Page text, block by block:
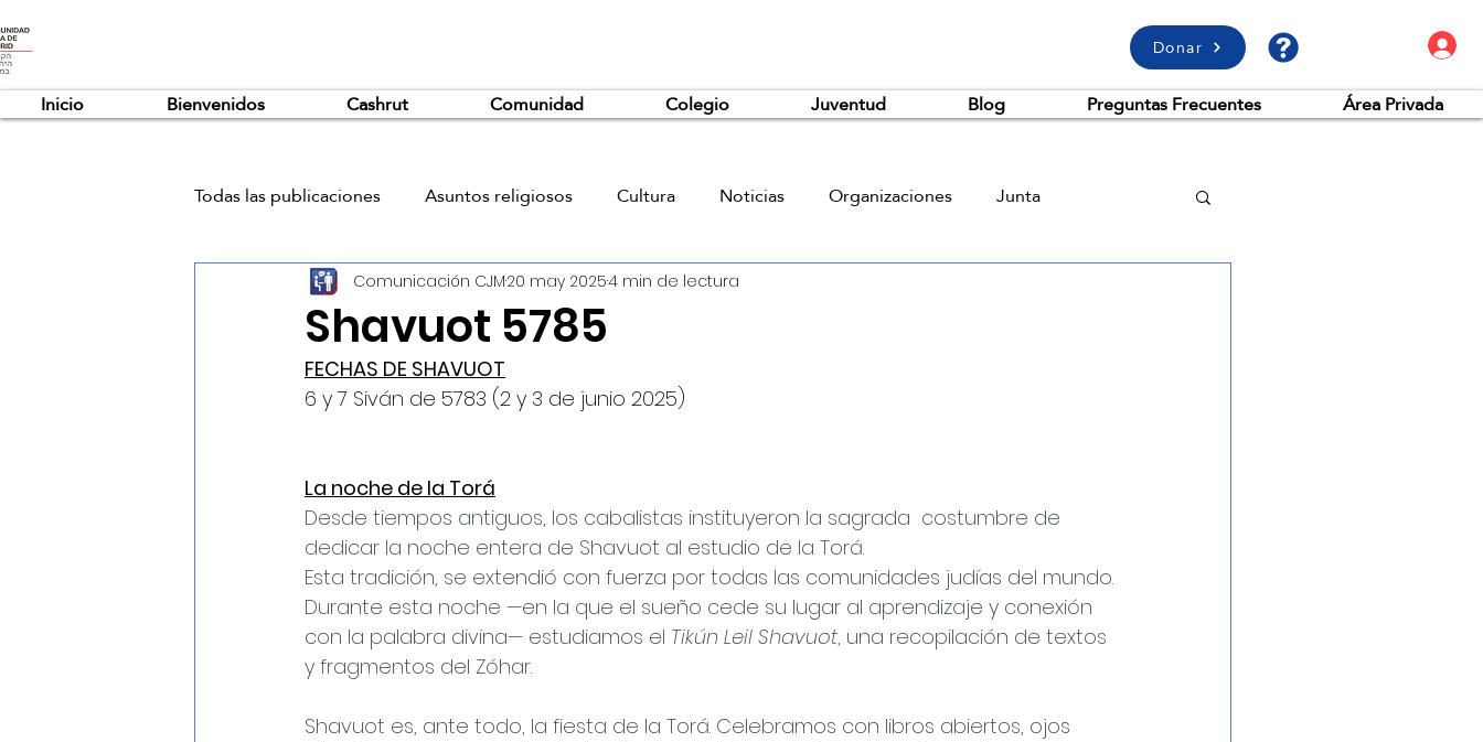
Donar
Inicio Bienvenidos Cashrut Comunidad Colegio Juventud Blog Preguntas Frecuentes Área Privada
Todas las publicaciones Asuntos religiosos Cultura Noticias Organizaciones Junta
Shavuot 5785
Comunicación CJM20 may 20254 min de lectura
FECHAS DE SHAVUOT
6 y 7 Siván de 5783 (2 y 3 de junio 2025)
La noche de la Torá
Desde tiempos antiguos, los cabalistas instituyeron la sagrada  costumbre de
dedicar la noche entera de Shavuot al estudio de la Torá.
Esta tradición, se extendió con fuerza por todas las comunidades judías del mundo.
Durante esta noche —en la que el sueño cede su lugar al aprendizaje y conexión
con la palabra divina— estudiamos el Tikún Leil Shavuot, una recopilación de textos
y fragmentos del Zóhar.
Shavuot es, ante todo, la fiesta de la Torá. Celebramos con libros abiertos, ojos